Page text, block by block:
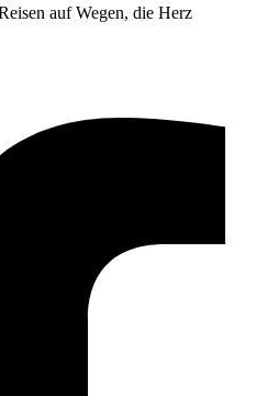
auf Wegen, die Herz